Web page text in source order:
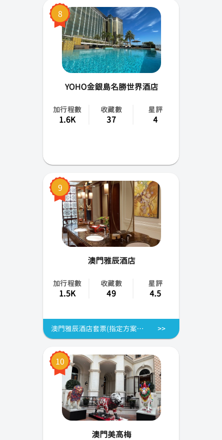
8
YOHO金銀島名勝世界酒店
加行程數
1.6K
收藏數
37
星評
4
9
澳門雅辰酒店
加行程數
1.5K
收藏數
49
星評
4.5
澳門雅辰酒店套票(指定方案含新濠天地水舞間門票)
10
澳門美高梅